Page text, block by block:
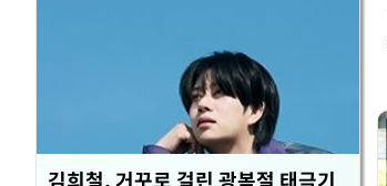
김희철, 거꾸로 걸린 광복절 태극기